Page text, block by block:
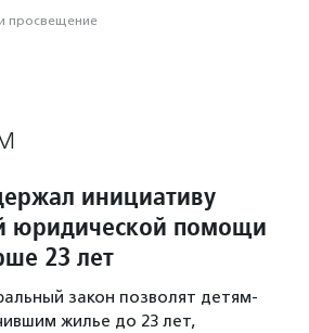
просвещение
инициативу
юридической помощи
23 лет
закон позволят детям-
жилье до 23 лет,